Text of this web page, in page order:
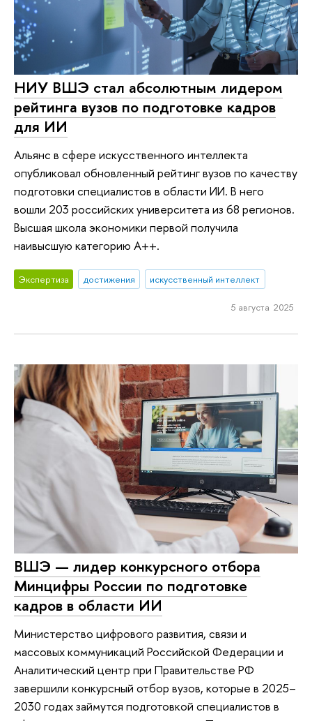
НИУ ВШЭ стал абсолютным лидером
рейтинга вузов по подготовке кадров
для ИИ
Альянс в сфере искусственного интеллекта
опубликовал обновленный рейтинг вузов по качеству
подготовки специалистов в области ИИ. В него
вошли 203 российских университета из 68 регионов.
Высшая школа экономики первой получила
наивысшую категорию А++.
Экспертиза достижения искусственный интеллект
5 августа 2025
ВШЭ — лидер конкурсного отбора
Минцифры России по подготовке
кадров в области ИИ
Министерство цифрового развития, связи и
массовых коммуникаций Российской Федерации и
Аналитический центр при Правительстве РФ
завершили конкурсный отбор вузов, которые в 2025–
2030 годах займутся подготовкой специалистов в